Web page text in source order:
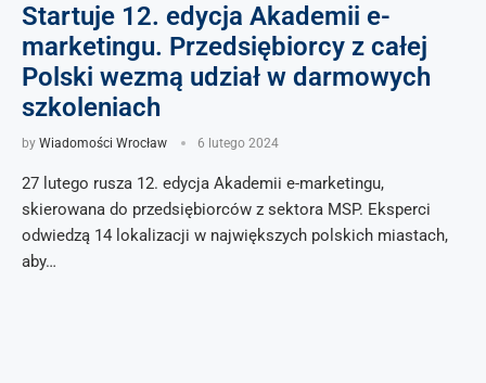
Startuje 12. edycja Akademii e-
marketingu. Przedsiębiorcy z całej
Polski wezmą udział w darmowych
szkoleniach
by Wiadomości Wrocław 6 lutego 2024
27 lutego rusza 12. edycja Akademii e-marketingu,
skierowana do przedsiębiorców z sektora MSP. Eksperci
odwiedzą 14 lokalizacji w największych polskich miastach,
aby…